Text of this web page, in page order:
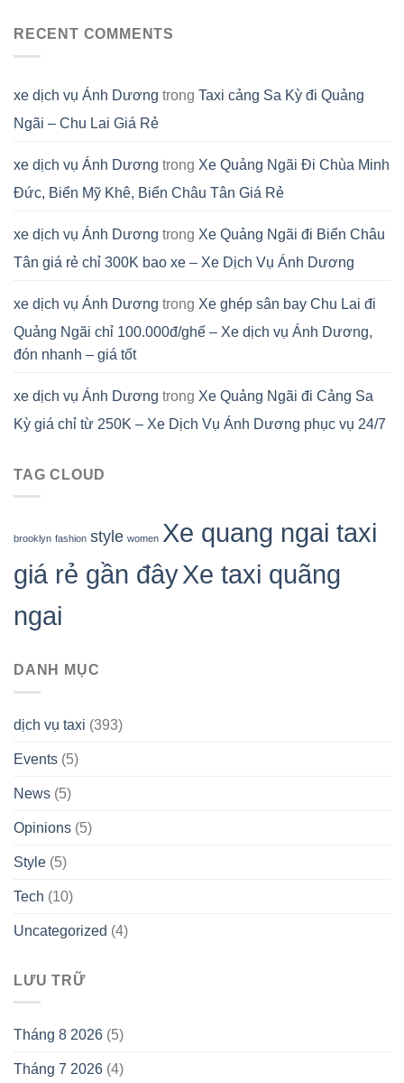
RECENT COMMENTS
xe dịch vụ Ánh Dương trong Taxi cảng Sa Kỳ đi Quảng
Ngãi – Chu Lai Giá Rẻ
xe dịch vụ Ánh Dương trong Xe Quảng Ngãi Đi Chùa Minh
Đức, Biển Mỹ Khê, Biển Châu Tân Giá Rẻ
xe dịch vụ Ánh Dương trong Xe Quảng Ngãi đi Biển Châu
Tân giá rẻ chỉ 300K bao xe – Xe Dịch Vụ Ánh Dương
xe dịch vụ Ánh Dương trong Xe ghép sân bay Chu Lai đi
Quảng Ngãi chỉ 100.000đ/ghế – Xe dịch vụ Ánh Dương,
đón nhanh – giá tốt
xe dịch vụ Ánh Dương trong Xe Quảng Ngãi đi Cảng Sa
Kỳ giá chỉ từ 250K – Xe Dịch Vụ Ánh Dương phục vụ 24/7
TAG CLOUD
brooklyn fashion style women Xe quang ngai taxi
giá rẻ gần đâyXe taxi quãng
ngai
DANH MỤC
dịch vụ taxi (393)
Events (5)
News (5)
Opinions (5)
Style (5)
Tech (10)
Uncategorized (4)
LƯU TRỮ
Tháng 8 2026 (5)
Tháng 7 2026 (4)